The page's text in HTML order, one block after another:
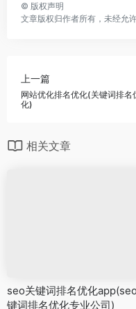
© 版权声明
文章版权归作者所有，未经允许
上一篇
网站优化排名优化(关键词排名
化)
相关文章
seo关键词排名优化
键词排名优化专业公司)